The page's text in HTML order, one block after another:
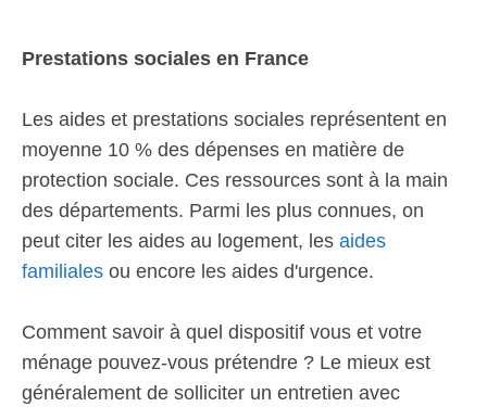
Prestations sociales en France
Les aides et prestations sociales représentent en
moyenne 10 % des dépenses en matière de
protection sociale. Ces ressources sont à la main
des départements. Parmi les plus connues, on
peut citer les aides au logement, les aides
familiales ou encore les aides d'urgence.
Comment savoir à quel dispositif vous et votre
ménage pouvez-vous prétendre ? Le mieux est
généralement de solliciter un entretien avec